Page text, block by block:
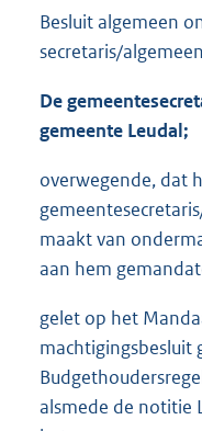
Besluit algemeen
secretaris/
De
gemeente Leudal;
overwegende, dat
maakt van
aan hem
gelet op het
machtigingsbesluit
alsmede de notitie